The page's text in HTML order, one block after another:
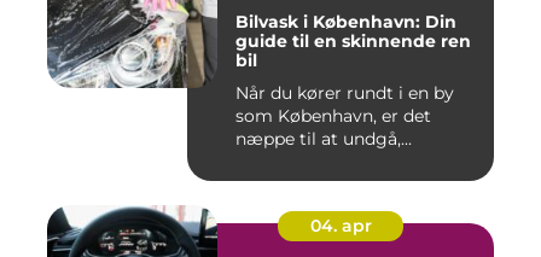
Bilvask i København: Din
guide til en skinnende ren
bil
Når du kører rundt i en by
som København, er det
næppe til at undgå,...
04. apr